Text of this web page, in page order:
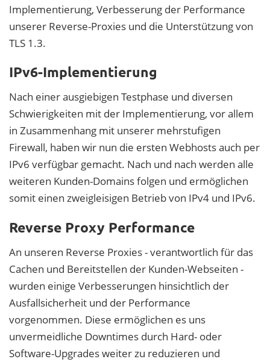
Implementierung, Verbesserung der Performance
unserer Reverse-Proxies und die Unterstützung von
TLS 1.3.
IPv6-Implementierung
Nach einer ausgiebigen Testphase und diversen
Schwierigkeiten mit der Implementierung, vor allem
in Zusammenhang mit unserer mehrstufigen
Firewall, haben wir nun die ersten Webhosts auch per
IPv6 verfügbar gemacht. Nach und nach werden alle
weiteren Kunden-Domains folgen und ermöglichen
somit einen zweigleisigen Betrieb von IPv4 und IPv6.
Reverse Proxy Performance
An unseren Reverse Proxies - verantwortlich für das
Cachen und Bereitstellen der Kunden-Webseiten -
wurden einige Verbesserungen hinsichtlich der
Ausfallsicherheit und der Performance
vorgenommen. Diese ermöglichen es uns
unvermeidliche Downtimes durch Hard- oder
Software-Upgrades weiter zu reduzieren und